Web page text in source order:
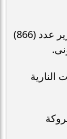
علمت النور من مصادرها أنه تم تحرير عدد (866)
النارية